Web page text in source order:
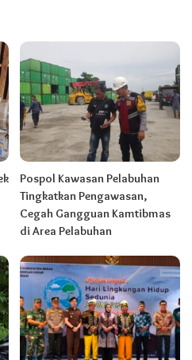
Pospol Kawasan Pelabuhan
Tingkatkan Pengawasan,
Cegah Gangguan Kamtibmas
di Area Pelabuhan